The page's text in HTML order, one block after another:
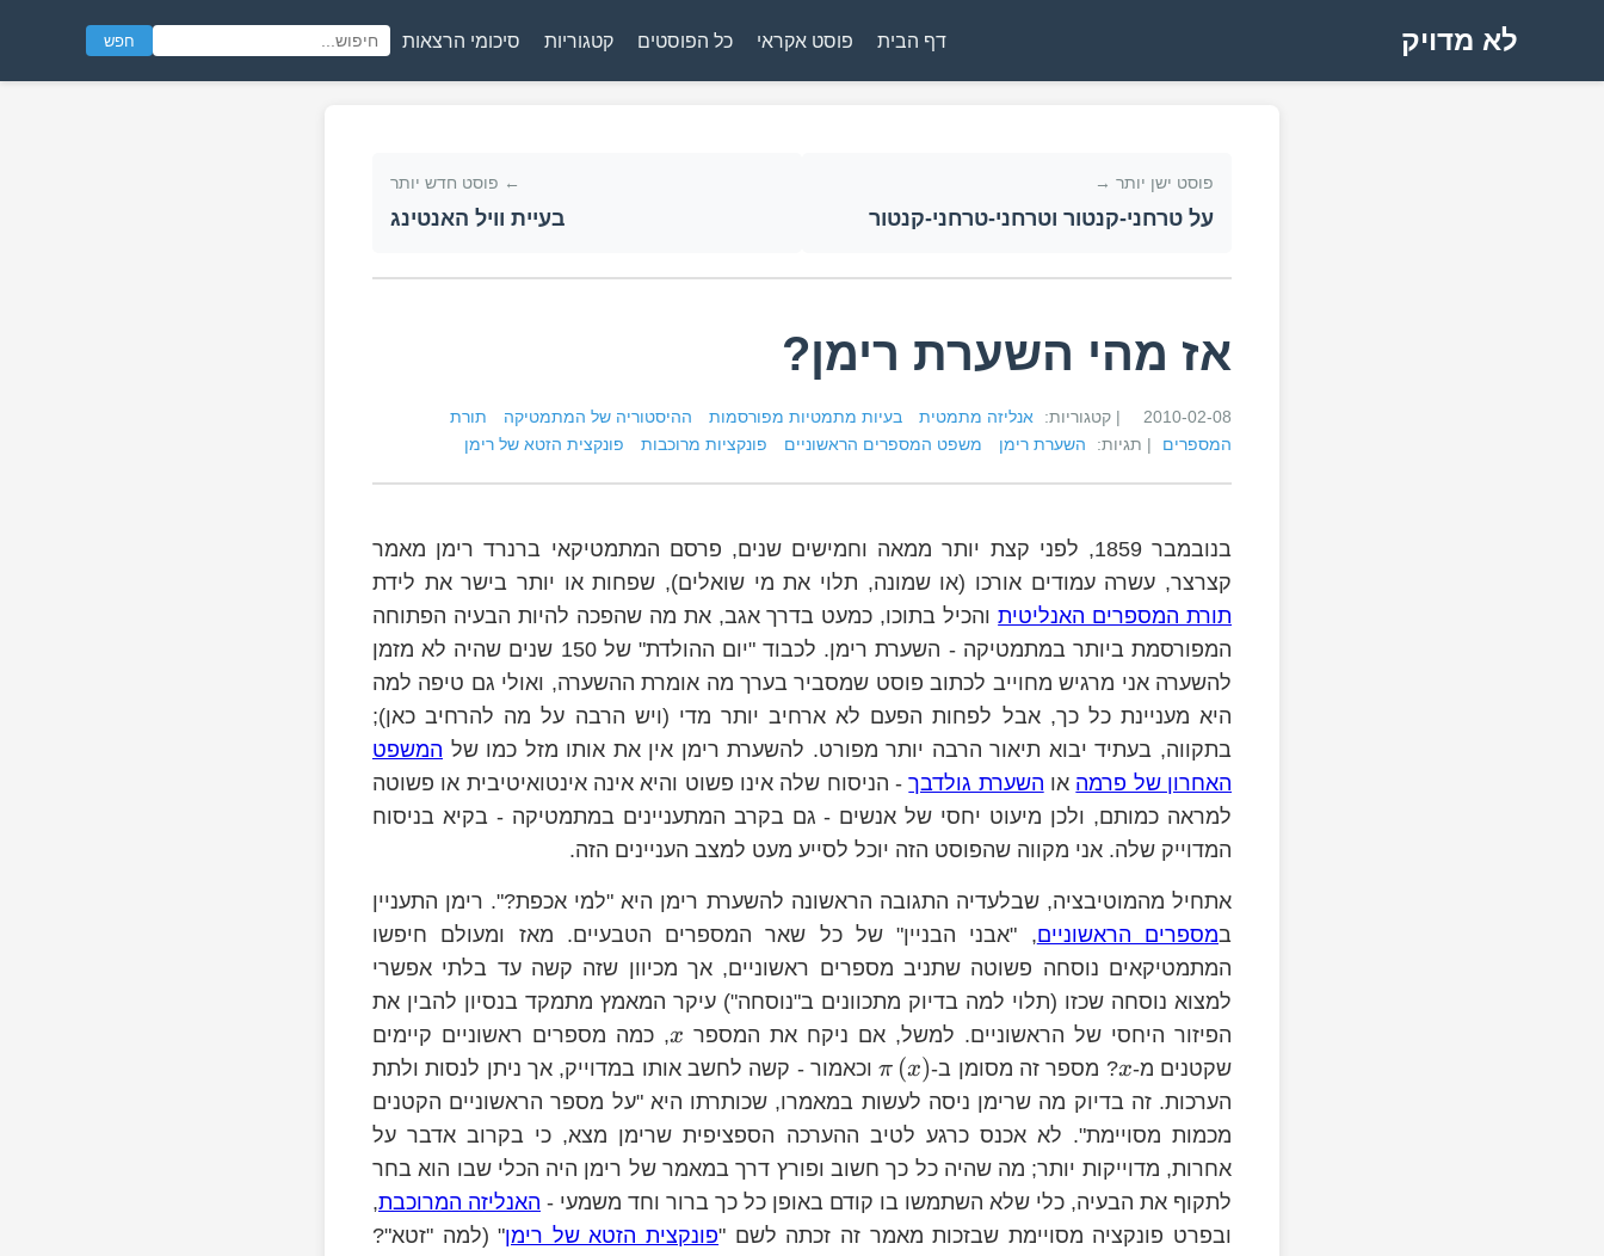
לא מדויק דף הבית פוסט אקראי כל הפוסטים קטגוריות סיכומי הרצאות חפש
פוסט ישן יותר →
על טרחני-קנטור וטרחני-טרחני-קנטור
← פוסט חדש יותר
בעיית וויל האנטינג
אז מהי השערת רימן?
2010-02-08 | קטגוריות: אנליזה מתמטית בעיות מתמטיות מפורסמות ההיסטוריה של המתמטיקה
תורת
המספרים
| תגיות: השערת רימן משפט המספרים הראשוניים פונקציות מרוכבות פונקצית הזטא של רימן
בנובמבר 1859, לפני קצת יותר ממאה וחמישים שנים, פרסם המתמטיקאי ברנרד רימן מאמר
קצרצר, עשרה עמודים אורכו (או שמונה, תלוי את מי שואלים), שפחות או יותר בישר את לידת
תורת המספרים האנליטיתוהכיל בתוכו, כמעט בדרך אגב, את מה שהפכה להיות הבעיה הפתוחה
המפורסמת ביותר במתמטיקה - השערת רימן. לכבוד "יום ההולדת" של 150 שנים שהיה לא מזמן
להשערה אני מרגיש מחוייב לכתוב פוסט שמסביר בערך מה אומרת ההשערה, ואולי גם טיפה למה
היא מעניינת כל כך, אבל לפחות הפעם לא ארחיב יותר מדי (ויש הרבה על מה להרחיב כאן);
בתקווה, בעתיד יבוא תיאור הרבה יותר מפורט. להשערת רימן אין את אותו מזל כמו של המשפט
האחרון של פרמה או השערת גולדבך- הניסוח שלה אינו פשוט והיא אינה אינטואיטיבית או פשוטה
למראה כמותם, ולכן מיעוט יחסי של אנשים - גם בקרב המתעניינים במתמטיקה - בקיא בניסוח
המדוייק שלה. אני מקווה שהפוסט הזה יוכל לסייע מעט למצב העניינים הזה.
אתחיל מהמוטיבציה, שבלעדיה התגובה הראשונה להשערת רימן היא "למי אכפת?". רימן התעניין
במספרים הראשוניים, "אבני הבניין" של כל שאר המספרים הטבעיים. מאז ומעולם חיפשו
המתמטיקאים נוסחה פשוטה שתניב מספרים ראשוניים, אך מכיוון שזה קשה עד בלתי אפשרי
למצוא נוסחה שכזו (תלוי למה בדיוק מתכוונים ב"נוסחה") עיקר המאמץ מתמקד בנסיון להבין את
הפיזור היחסי של הראשוניים. למשל, אם ניקח את המספר
x
x, כמה מספרים ראשוניים קיימים
שקטנים מ-
x x? מספר זה מסומן ב- \pi\left(x\right)
π (x)
וכאמור - קשה לחשב אותו במדוייק, אך ניתן לנסות ולתת
הערכות. זה בדיוק מה שרימן ניסה לעשות במאמרו, שכותרתו היא "על מספר הראשוניים הקטנים
מכמות מסויימת". לא אכנס כרגע לטיב ההערכה הספציפית שרימן מצא, כי בקרוב אדבר על
אחרות, מדוייקות יותר; מה שהיה כל כך חשוב ופורץ דרך במאמר של רימן היה הכלי שבו הוא בחר
לתקוף את הבעיה, כלי שלא השתמשו בו קודם באופן כל כך ברור וחד משמעי - האנליזה המרוכבת,
ובפרט פונקציה מסויימת שבזכות מאמר זה זכתה לשם "פונקצית הזטא של רימן" (למה "זטא"?